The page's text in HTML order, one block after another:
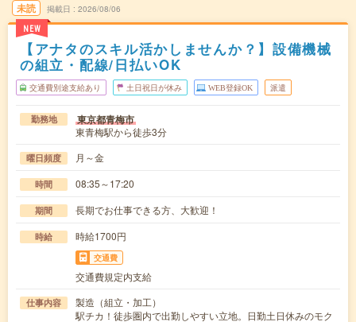
未読
NEW
掲載日 2026/08/06
【アナタのスキル活かしませんか？】設備機械
の組立・配線/日払いOK
交通費別途支給あり 土日祝日が休み WEB登録OK 派遣
勤務地 東京都青梅市
東青梅駅から徒歩3分
曜日頻度 月～金
時間 08:35～17:20
期間 長期でお仕事できる方、大歓迎！
時給 時給1700円
交通費
交通費規定内支給
仕事内容
製造（組立・加工）
駅チカ！徒歩圏内で出勤しやすい立地。日勤土日休みのモク